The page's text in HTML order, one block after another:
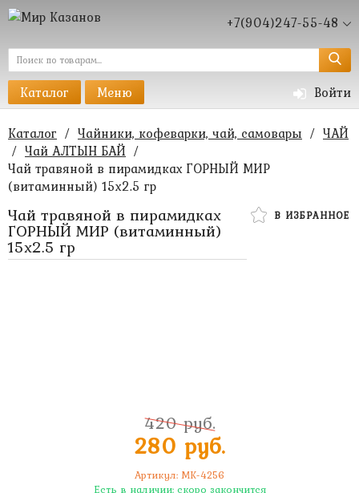
+7(904)247-55-48
Каталог Меню Войти
Каталог / Чайники, кофеварки, чай, самовары / ЧАЙ
/ Чай АЛТЫН БАЙ /
Чай травяной в пирамидках ГОРНЫЙ МИР
(витаминный) 15х2.5 гр
В ИЗБРАННОЕ
Чай травяной в пирамидках
ГОРНЫЙ МИР (витаминный)
15х2.5 гр
420 руб.
280 руб.
Артикул: MK-4256
Есть в наличии: скоро закончится